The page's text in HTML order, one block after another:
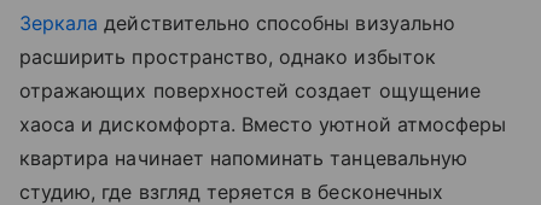
Зеркала действительно способны визуально
расширить пространство, однако избыток
отражающих поверхностей создает ощущение
хаоса и дискомфорта. Вместо уютной атмосферы
квартира начинает напоминать танцевальную
студию, где взгляд теряется в бесконечных